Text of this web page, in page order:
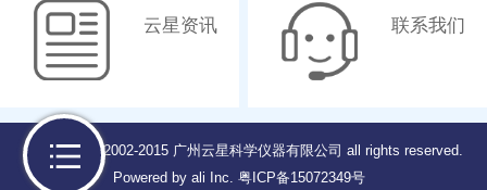
云星资讯 联系我们
Copyright © 2002-2015 广州云星科学仪器有限公司 all rights reserved.
Powered by ali Inc. 粤ICP备15072349号